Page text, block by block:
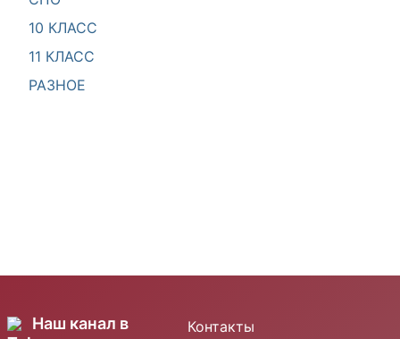
10 КЛАСС
11 КЛАСС
РАЗНОЕ
Наш канал в
Контакты